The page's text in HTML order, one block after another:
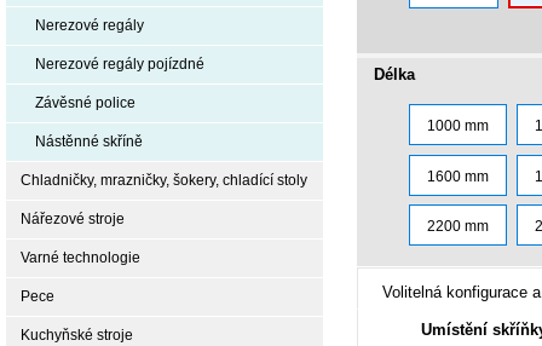
Délka
1000 mm
1600 mm
2200 mm
Volitelná konfigurace
Umístění
Nerezové regály
Nerezové regály pojízdné
Závěsné police
Nástěnné skříně
Chladničky, mrazničky, šokery, chladící stoly
Nářezové stroje
Varné technologie
Pece
Kuchyňské stroje